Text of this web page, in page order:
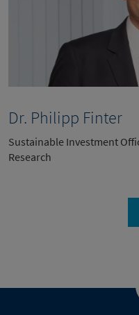
Dr. Philipp Finter
Sustainable Investment
Research